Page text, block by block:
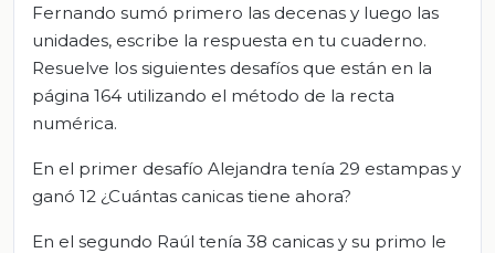
Fernando sumó primero las decenas y luego las
unidades, escribe la respuesta en tu cuaderno.
Resuelve los siguientes desafíos que están en la
página 164 utilizando el método de la recta
numérica.
En el primer desafío Alejandra tenía 29 estampas y
ganó 12 ¿Cuántas canicas tiene ahora?
En el segundo Raúl tenía 38 canicas y su primo le